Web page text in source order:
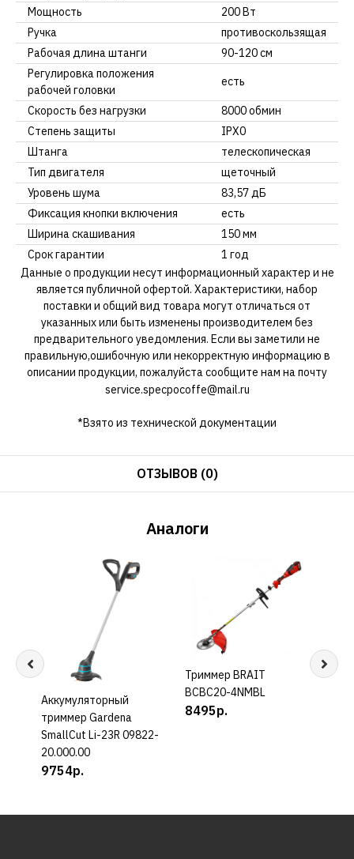
Мощность
200 Вт
Ручка
противоскользящая
Рабочая длина штанги
90-120 см
Регулировка положения
рабочей головки
есть
Скорость без нагрузки
8000 обмин
Степень защиты
IPX0
Штанга
телескопическая
Тип двигателя
щеточный
Уровень шума
83,57 дБ
Фиксация кнопки включения
есть
Ширина скашивания
150 мм
Срок гарантии
1 год
Данные о продукции несут информационный характер и не
является публичной офертой. Характеристики, набор
поставки и общий вид товара могут отличаться от
указанных или быть изменены производителем без
предварительного уведомления. Если вы заметили не
правильную,ошибочную или некорректную информацию в
описании продукции, пожалуйста сообщите нам на почту
service.specpocoffe@mail.ru
*Взято из технической документации
ОТЗЫВОВ (0)
Аналоги
КУПИТЬ
Аккумуляторный
триммер Gardena
SmallCut Li-23R 09822-
20.000.00
9754р.
КУПИТЬ
Триммер BRAIT
BCBC20-4NMBL
8495р.